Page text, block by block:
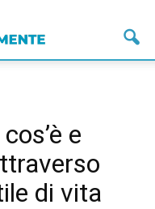
e
di vita